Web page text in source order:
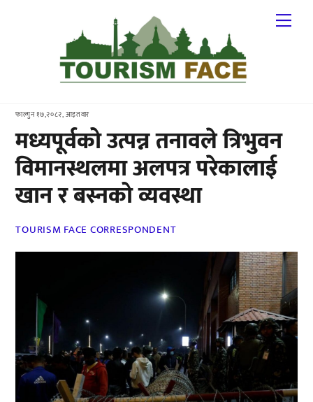
फाल्गुन १७,२०८२, आइतवार
मध्यपूर्वको उत्पन्न तनावले त्रिभुवन
विमानस्थलमा अलपत्र परेकालाई
खान र बस्नको व्यवस्था
TOURISM FACE CORRESPONDENT